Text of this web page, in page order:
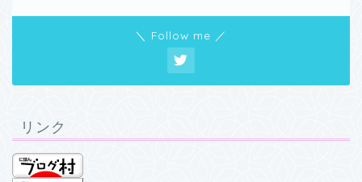
＼ Follow me ／
リンク